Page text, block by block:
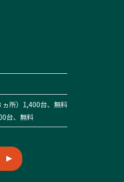
所）1,400台、無料
台、無料